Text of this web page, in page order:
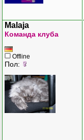
Malaja
Команда клуба
Offline
Пол: